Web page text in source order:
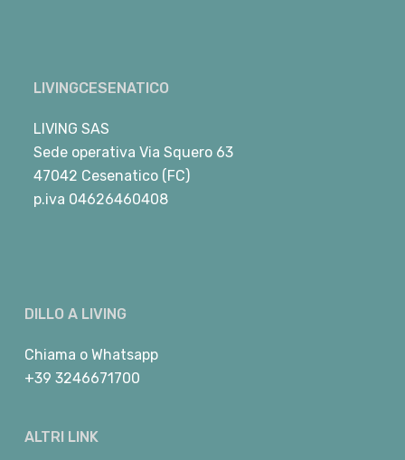
LIVINGCESENATICO
LIVING SAS
Sede operativa Via Squero 63
47042 Cesenatico (FC)
p.iva 04626460408
DILLO A LIVING
Chiama o Whatsapp
+39 3246671700
ALTRI LINK